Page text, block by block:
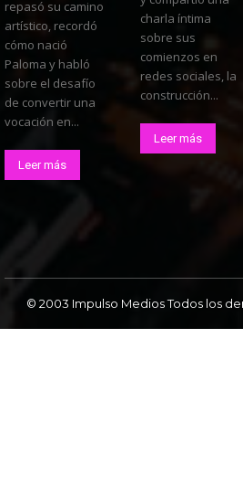
repasó su camino
artístico, recordó
cómo nació
Paloma y habló
sobre el desafío
de convertir una
vocación en...
Leer más
charla íntima
sobre sus
comienzos en
redes sociales, la
construcción...
Leer más
© 2003 Impulso Medios Todos los